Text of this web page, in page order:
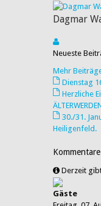
Dagmar
Neueste
Mehr
Dienstag
Herzliche
30./31.
Heiligenfeld.
Kommentare
Derzeit
Gäste